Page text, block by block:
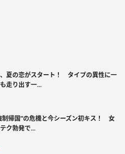
夏の恋がスタート！ タイプの異性に一
走り出す一...
制帰国”の危機と今シーズン初キス！ 女
ク勃発で...